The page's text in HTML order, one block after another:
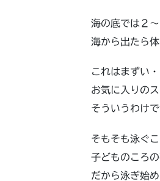
海の底では２
海から出たら
これはまずい・
お気に入りの
そういうわけ
そもそも泳ぐ
子どものころ
だから泳ぎ始